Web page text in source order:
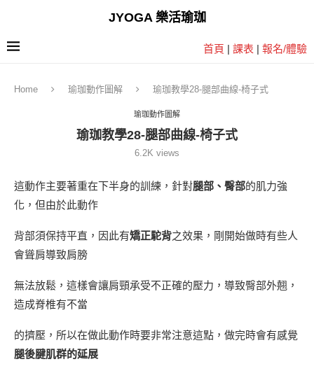
JYOGA 樂活瑜珈
首頁 | 課表 | 報名/體驗
Home 瑜珈動作圖解 瑜珈教學28-腿部曲線-椅子式
瑜珈動作圖解
瑜珈教學28-腿部曲線-椅子式
6.2K views
這動作主要著重在下半身的訓練，針對腿部、臀部的肌力強
化，但由於此動作
背部須保持平直，因此有矯正駝背之效果，剛開始做時有些人
會聳肩導致肩膀
無法放鬆，這樣會讓肩頸承受不正確的壓力，導致臀部外翹，
造成脊椎有不當
的擠壓，所以在做此動作時要非常注意這點，做完時會有感覺
腿後腱肌群的延展